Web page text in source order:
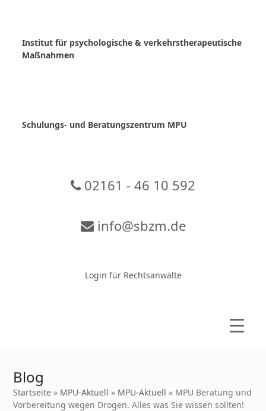
Institut für psychologische & verkehrstherapeutische
Maßnahmen
Schulungs- und Beratungszentrum MPU
02161 - 46 10 592
info@sbzm.de
Login für Rechtsanwälte
Blog
Startseite » MPU-Aktuell » MPU-Aktuell » MPU Beratung und
Vorbereitung wegen Drogen. Alles was Sie wissen sollten!